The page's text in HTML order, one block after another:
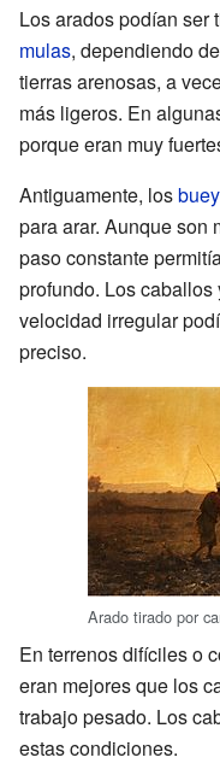
Los arados podían ser
mulas, dependiendo
tierras arenosas, a
más ligeros. En
porque eran muy
Antiguamente, los
para arar. Aunque son
paso constante
profundo. Los
velocidad irregular
preciso.
Arado tirado por
En terrenos difíciles o
eran mejores que los
trabajo pesado. Los
estas condiciones.